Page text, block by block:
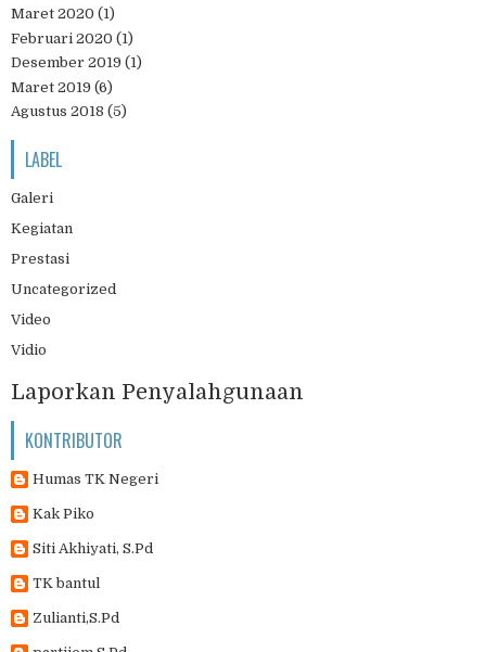
Maret 2020 (1)
Februari 2020 (1)
Desember 2019 (1)
Maret 2019 (6)
Agustus 2018 (5)
LABEL
Galeri
Kegiatan
Prestasi
Uncategorized
Video
Vidio
Laporkan Penyalahgunaan
KONTRIBUTOR
Humas TK Negeri
Kak Piko
Siti Akhiyati, S.Pd
TK bantul
Zulianti,S.Pd